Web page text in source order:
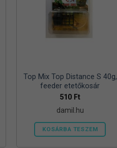
Top Mix Top Distance S 40g,
feeder etetőkosár
510 Ft
damil.hu
KOSÁRBA TESZEM